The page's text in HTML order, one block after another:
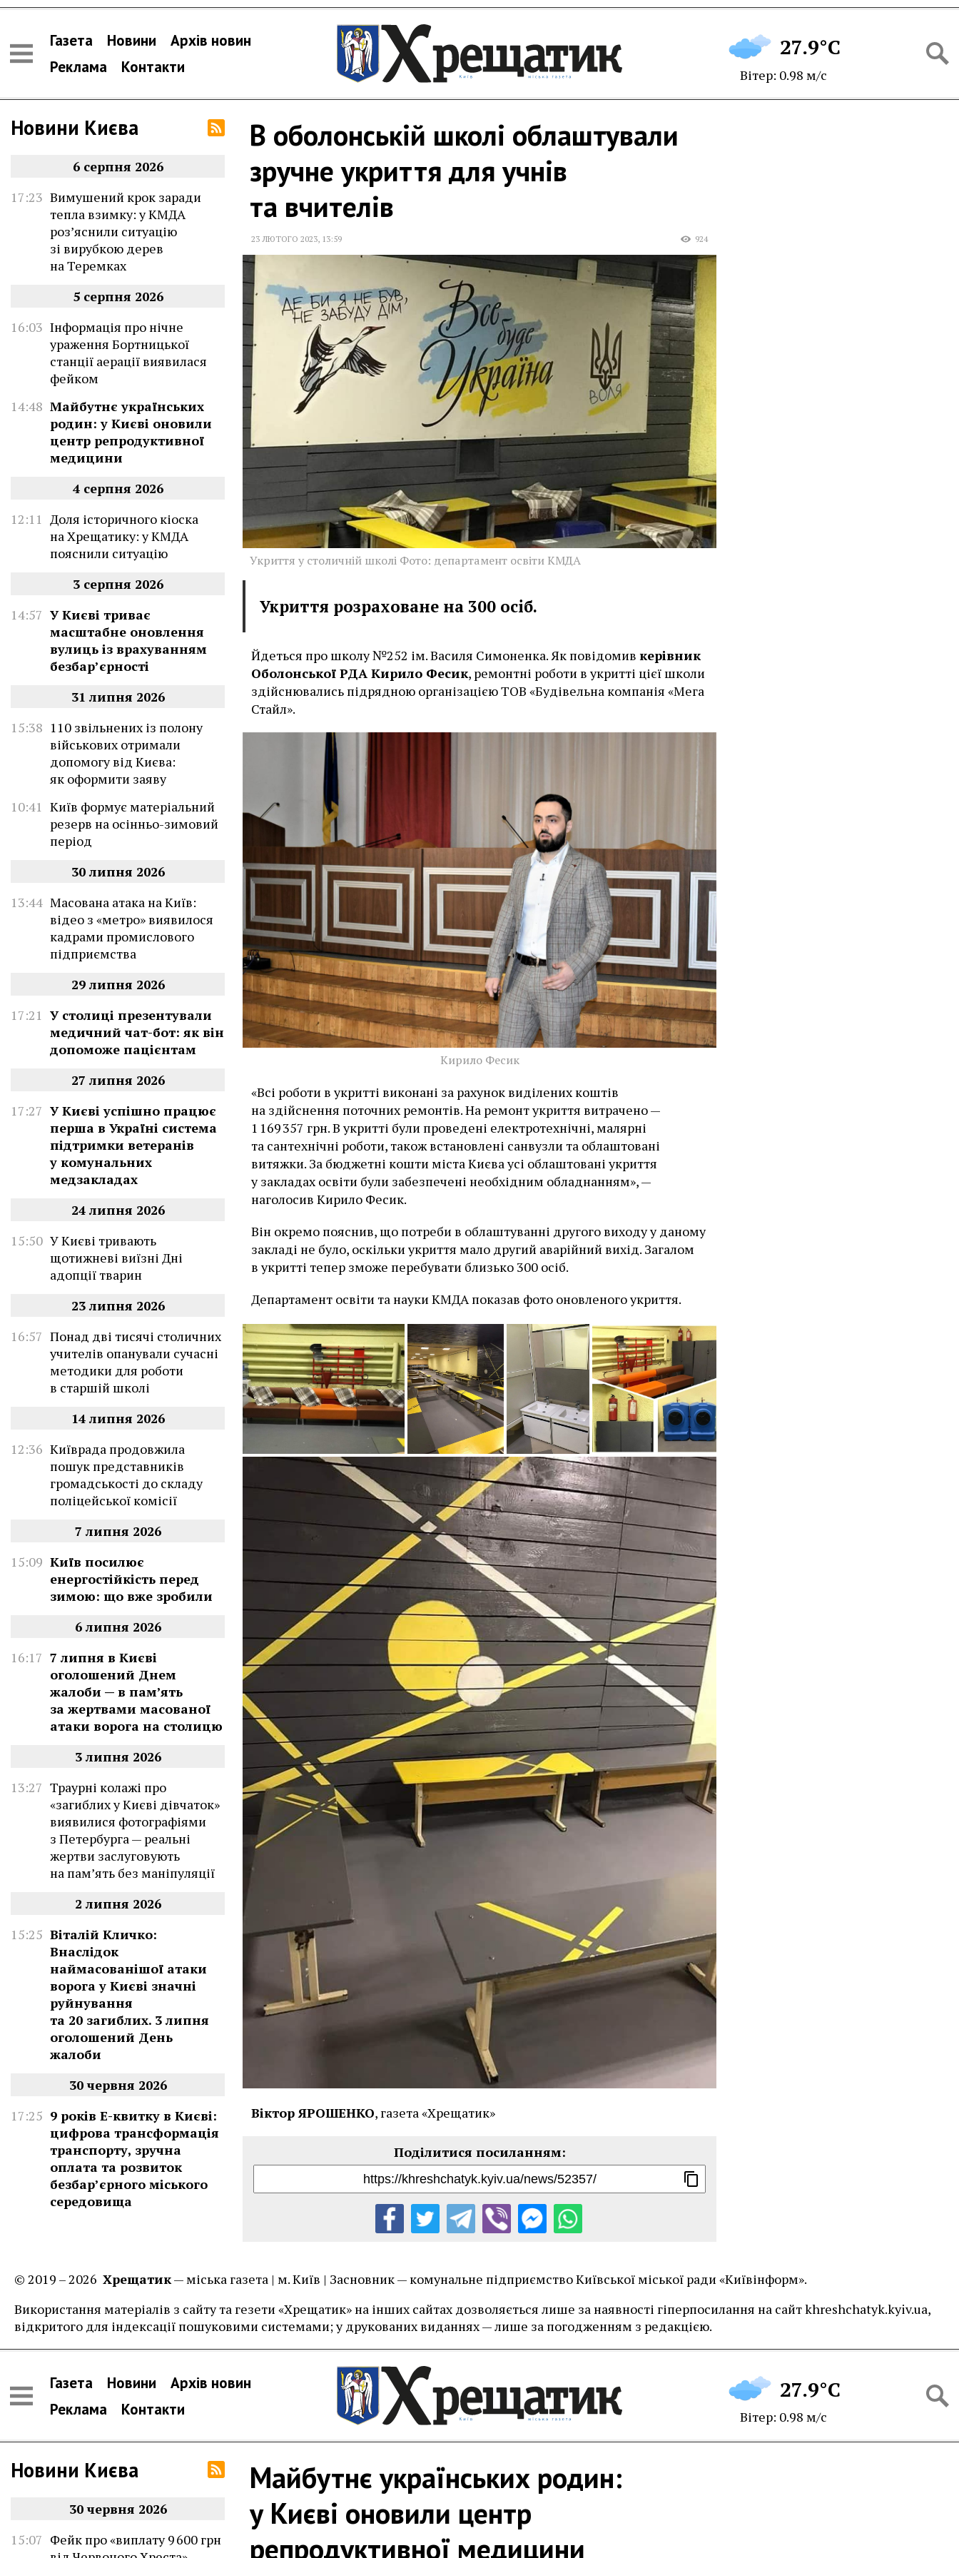
Газета Новини
Архів новин
Реклама
Контакти
27.9°C
Вітер: 0.98 м/с
Новини Києва
6 серпня 2026
17:23 Вимушений крок заради
тепла взимку: у КМДА
роз’яснили ситуацію
зі вирубкою дерев
на Теремках
5 серпня 2026
16:03 Інформація про нічне
ураження Бортницької
станції аерації виявилася
фейком
14:48 Майбутнє українських
родин: у Києві оновили
центр репродуктивної
медицини
4 серпня 2026
12:11 Доля історичного кіоска
на Хрещатику: у КМДА
пояснили ситуацію
3 серпня 2026
14:57 У Києві триває
масштабне оновлення
вулиць із врахуванням
безбар’єрності
31 липня 2026
15:38 110 звільнених із полону
військових отримали
допомогу від Києва:
як оформити заяву
10:41 Київ формує матеріальний
резерв на осінньо-зимовий
період
30 липня 2026
13:44 Масована атака на Київ:
відео з «метро» виявилося
кадрами промислового
підприємства
29 липня 2026
17:21 У столиці презентували
медичний чат-бот: як він
допоможе пацієнтам
27 липня 2026
17:27 У Києві успішно працює
перша в Україні система
підтримки ветеранів
у комунальних
медзакладах
24 липня 2026
15:50 У Києві тривають
щотижневі виїзні Дні
адопції тварин
23 липня 2026
16:57 Понад дві тисячі столичних
учителів опанували сучасні
методики для роботи
в старшій школі
14 липня 2026
12:36 Київрада продовжила
пошук представників
громадськості до складу
поліцейської комісії
7 липня 2026
15:09 Київ посилює
енергостійкість перед
зимою: що вже зробили
6 липня 2026
16:17 7 липня в Києві
оголошений Днем
жалоби — в памʼять
за жертвами масованої
атаки ворога на столицю
3 липня 2026
13:27 Траурні колажі про
«загиблих у Києві дівчаток»
виявилися фотографіями
з Петербурга — реальні
жертви заслуговують
на пам’ять без маніпуляції
2 липня 2026
15:25 Віталій Кличко:
Внаслідок
наймасованішої атаки
ворога у Києві значні
руйнування
та 20 загиблих. 3 липня
оголошений День
жалоби
30 червня 2026
17:25 9 років Е-квитку в Києві:
цифрова трансформація
транспорту, зручна
оплата та розвиток
безбар’єрного міського
середовища
В оболонській школі облаштували
зручне укриття для учнів
та вчителів
23 ЛЮТОГО 2023, 13:59 924
Укриття у столичній школі Фото: департамент освіти КМДА
Укриття розраховане на 300 осіб.
Йдеться про школу №252 ім. Василя Симоненка. Як повідомив керівник
Оболонської РДА Кирило Фесик, ремонтні роботи в укритті цієї школи
здійснювались підрядною організацією ТОВ «Будівельна компанія «Мега
Стайл».
Кирило Фесик
«Всі роботи в укритті виконані за рахунок виділених коштів
на здійснення поточних ремонтів. На ремонт укриття витрачено —
1 169 357 грн. В укритті були проведені електротехнічні, малярні
та сантехнічні роботи, також встановлені санвузли та облаштовані
витяжки. За бюджетні кошти міста Києва усі облаштовані укриття
у закладах освіти були забезпечені необхідним обладнанням», —
наголосив Кирило Фесик.
Він окремо пояснив, що потреби в облаштуванні другого виходу у даному
закладі не було, оскільки укриття мало другий аварійний вихід. Загалом
в укритті тепер зможе перебувати близько 300 осіб.
Департамент освіти та науки КМДА показав фото оновленого укриття.
Віктор ЯРОШЕНКО, газета «Хрещатик»
© 2019 – 2026 Хрещатик— міська газета | м. Київ | Засновник — комунальне підприємство Київської міської ради «Київінформ».
Використання матеріалів з сайту та гезети «Хрещатик» на інших сайтах дозволяється лише за наявності гіперпосилання на сайт khreshchatyk.kyiv.ua,
відкритого для індексації пошуковими системами; у друкованих виданнях — лише за погодженням з редакцією.
Газета Новини
Архів новин
Реклама
Контакти
27.9°C
Вітер: 0.98 м/с
Новини Києва
30 червня 2026
15:07 Фейк про «виплату 9 600 грн
Майбутнє українських родин:
у Києві оновили центр
репродуктивної медицини